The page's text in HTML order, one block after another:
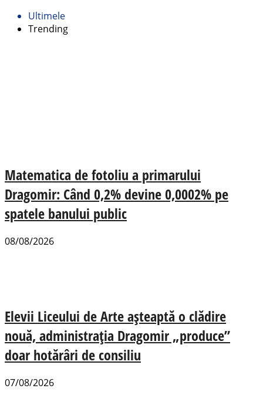
Ultimele
Trending
Matematica de fotoliu a primarului
Dragomir: Când 0,2% devine 0,0002% pe
spatele banului public
08/08/2026
Elevii Liceului de Arte așteaptă o clădire
nouă, administrația Dragomir „produce”
doar hotărâri de consiliu
07/08/2026